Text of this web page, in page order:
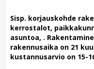
Sisp. korjauskohde
kerrostalot,
asuntoa, .
rakennusaika on 21
kustannusarvio on 15-